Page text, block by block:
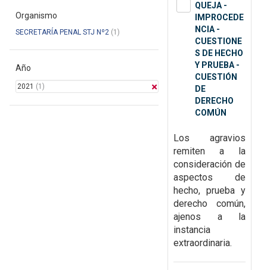
Organismo
SECRETARÍA PENAL STJ Nº2 (1)
Año
2021 (1)
QUEJA -
IMPROCEDE
NCIA -
CUESTIONE
S DE HECHO
Y PRUEBA -
CUESTIÓN
DE
DERECHO
COMÚN
Los agravios
remiten a la
consideración de
aspectos de
hecho, prueba y
derecho común,
ajenos a la
instancia
extraordinaria.